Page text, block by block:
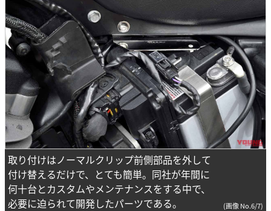
取り付けはノーマルクリップ前側部品を外して
付け替えるだけで、とても簡単。同社が年間に
何十台とカスタムやメンテナンスをする中で、
必要に迫られて開発したパーツである。
(画像 No.6/7)